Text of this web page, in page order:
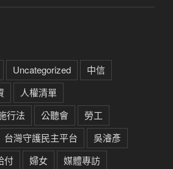
Uncategorized
中信
人權清單
行法
公聽會
勞工
台灣守護民主平台
吳濬彥
付 婦女
媒體專訪